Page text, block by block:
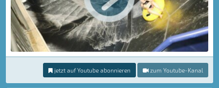
jetzt auf Youtube abonnieren zum Youtube-Kanal